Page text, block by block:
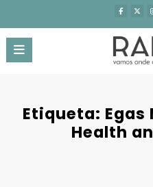
o
conteúdo
Etiqueta: Egas
Health